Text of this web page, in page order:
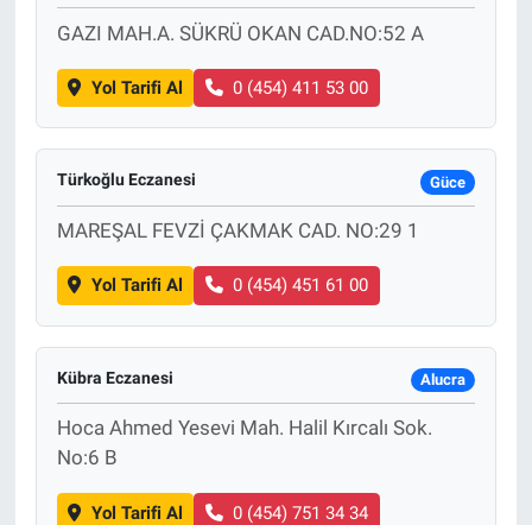
GAZI MAH.A. SÜKRÜ OKAN CAD.NO:52 A
Yol Tarifi Al 0 (454) 411 53 00
Türkoğlu Eczanesi Güce
MAREŞAL FEVZİ ÇAKMAK CAD. NO:29 1
Yol Tarifi Al 0 (454) 451 61 00
Kübra Eczanesi Alucra
Hoca Ahmed Yesevi Mah. Halil Kırcalı Sok.
No:6 B
Yol Tarifi Al 0 (454) 751 34 34